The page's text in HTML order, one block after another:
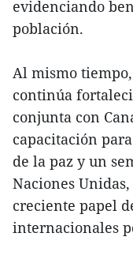
evidenciando
población.
Al mismo
continúa
conjunta con
capacitación
de la paz y un
Naciones
creciente papel
internacionales